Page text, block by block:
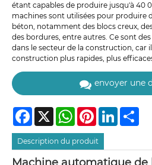
étant capables de produire jusqu'à 40
machines sont utilisées pour produire
béton, notamment des blocs creux,
des bordures, entre autres. Ce sont
dans le secteur de la construction, car
construction plus rapides, plus
envoyer une
Facebook
X WhatsAppPinterestLinkedIn
Description du produit